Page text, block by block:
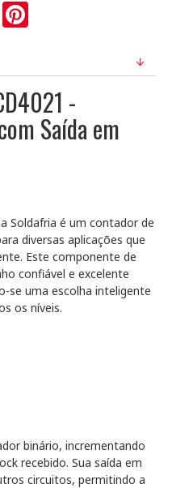
WhatsApp
-
Saída em
Soldafria é um contador de
diversas aplicações que
Este componente de
confiável e excelente
se uma escolha inteligente
os níveis.
binário, incrementando
recebido. Sua saída em
circuitos, permitindo a